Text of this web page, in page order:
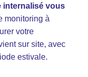
internalisé vous
monitoring à
votre
sur site, avec
estivale.